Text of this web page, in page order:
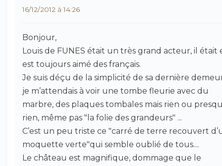
16/12/2012 à 14:26
Bonjour,
Louis de FUNES était un très grand acteur, il était
est toujours aimé des français.
Je suis déçu de la simplicité de sa dernière
je m’attendais à voir une tombe fleurie avec du
marbre, des plaques tombales mais rien ou
rien, même pas "la folie des grandeurs" ...
C’est un peu triste ce "carré de terre recouvert
moquette verte"qui semble oublié de tous....
Le château est magnifique, dommage que le